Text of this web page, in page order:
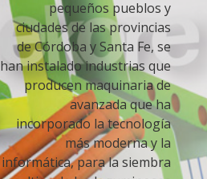
pequeños pueblos y
ciudades de las provincias
de Córdoba y Santa Fe, se
han instalado industrias que
producen maquinaria de
avanzada que ha
incorporado la tecnología
más moderna y la
informática, para la siembra